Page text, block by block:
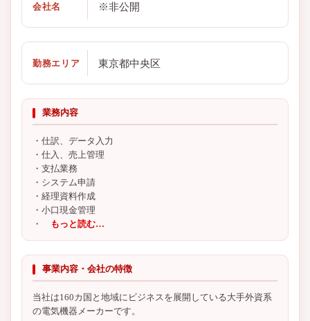
会社名 ※非公開
勤務エリア 東京都中央区
業務内容
・仕訳、データ入力
・仕入、売上管理
・支払業務
・システム申請
・経理資料作成
・小口現金管理
・
もっと読む…
事業内容・会社の特徴
当社は160カ国と地域にビジネスを展開している大手外資系
の電気機器メーカーです。